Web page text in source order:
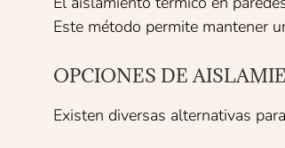
Este método permite mantener
OPCIONES DE
Existen diversas alternativas